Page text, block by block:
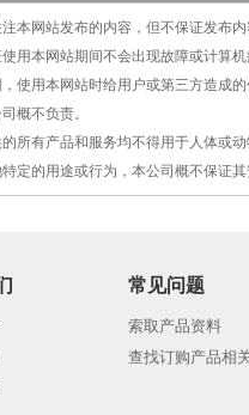
本网站发布的内容，但不保证发布
用本网站期间不会出现故障或计算机
使用本网站时给用户或第三方造成
概不负责。
所有产品和服务均不得用于人体或
定的用途或行为，本公司概不保证
常见问题
索取产品资料
查找订购产品相